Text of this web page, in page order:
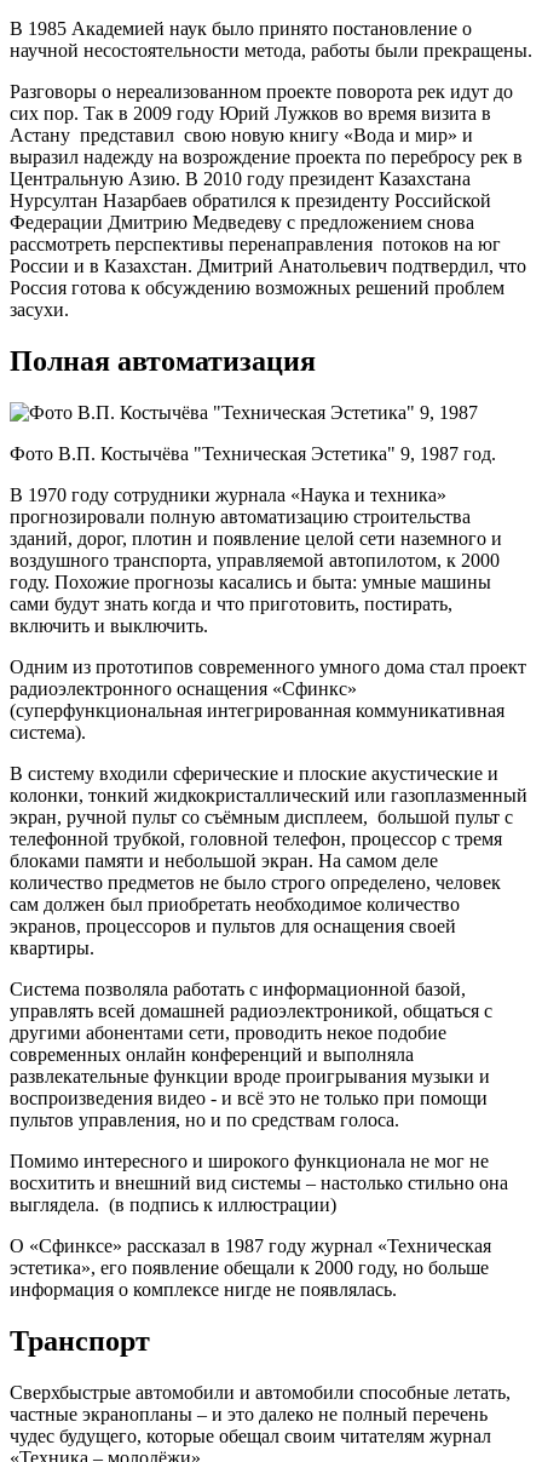
В 1985 Академией наук было принято постановление о
научной несостоятельности метода, работы были прекращены.
Разговоры о нереализованном проекте поворота рек идут до
сих пор. Так в 2009 году Юрий Лужков во время визита в
Астану представил свою новую книгу «Вода и мир» и
выразил надежду на возрождение проекта по перебросу рек в
Центральную Азию. В 2010 году президент Казахстана
Нурсултан Назарбаев обратился к президенту Российской
Федерации Дмитрию Медведеву с предложением снова
рассмотреть перспективы перенаправления потоков на юг
России и в Казахстан. Дмитрий Анатольевич подтвердил, что
Россия готова к обсуждению возможных решений проблем
засухи.
Полная автоматизация
Фото В.П. Костычёва "Техническая Эстетика" 9, 1987 год.
В 1970 году сотрудники журнала «Наука и техника»
прогнозировали полную автоматизацию строительства
зданий, дорог, плотин и появление целой сети наземного и
воздушного транспорта, управляемой автопилотом, к 2000
году. Похожие прогнозы касались и быта: умные машины
сами будут знать когда и что приготовить, постирать,
включить и выключить.
Одним из прототипов современного умного дома стал проект
радиоэлектронного оснащения «Сфинкс»
(суперфункциональная интегрированная коммуникативная
система).
В систему входили сферические и плоские акустические и
колонки, тонкий жидкокристаллический или газоплазменный
экран, ручной пульт со съёмным дисплеем, большой пульт с
телефонной трубкой, головной телефон, процессор с тремя
блоками памяти и небольшой экран. На самом деле
количество предметов не было строго определено, человек
сам должен был приобретать необходимое количество
экранов, процессоров и пультов для оснащения своей
квартиры.
Система позволяла работать с информационной базой,
управлять всей домашней радиоэлектроникой, общаться с
другими абонентами сети, проводить некое подобие
современных онлайн конференций и выполняла
развлекательные функции вроде проигрывания музыки и
воспроизведения видео - и всё это не только при помощи
пультов управления, но и по средствам голоса.
Помимо интересного и широкого функционала не мог не
восхитить и внешний вид системы – настолько стильно она
выглядела. (в подпись к иллюстрации)
О «Сфинксе» рассказал в 1987 году журнал «Техническая
эстетика», его появление обещали к 2000 году, но больше
информация о комплексе нигде не появлялась.
Транспорт
Сверхбыстрые автомобили и автомобили способные летать,
частные экранопланы – и это далеко не полный перечень
чудес будущего, которые обещал своим читателям журнал
«Техника – молодёжи».